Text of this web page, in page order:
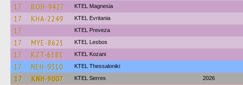
17 BOH-9427 ΚΤΕL Magnesia
17 KHA-2249 ΚΤΕL Evritania
17 KTEL Preveza
17 MYE-8621 KTEL Lesbos
17 KZT-6181 ΚΤΕL Kozani
17 NEH-9310 KTEL Thessaloniki
17 KNH-9007 KTEL Serres 2026